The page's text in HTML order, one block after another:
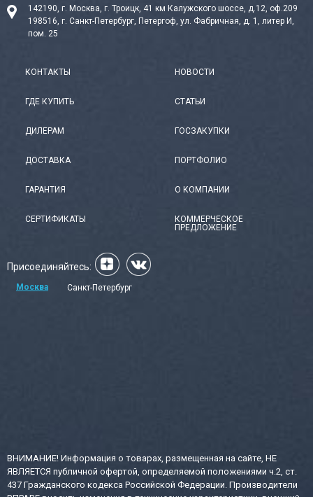
142190, г. Москва, г. Троицк, 41 км Калужского шоссе, д.12, оф.209
198516, г. Санкт-Петербург, Петергоф, ул. Фабричная, д. 1, литер И,
пом. 25
КОНТАКТЫ
ГДЕ КУПИТЬ
ДИЛЕРАМ
ДОСТАВКА
ГАРАНТИЯ
СЕРТИФИКАТЫ
НОВОСТИ
СТАТЬИ
ГОСЗАКУПКИ
ПОРТФОЛИО
О КОМПАНИИ
КОММЕРЧЕСКОЕ
ПРЕДЛОЖЕНИЕ
Присоединяйтесь:
Москва Санкт-Петербург
ВНИМАНИЕ! Информация о товарах, размещенная на сайте, НЕ
ЯВЛЯЕТСЯ публичной офертой, определяемой положениями ч.2, ст.
437 Гражданского кодекса Российской Федерации. Производители